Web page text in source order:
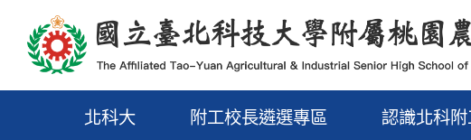
移至網頁之主要內容區位置
北科大 附工校長遴選專區 認識北科附